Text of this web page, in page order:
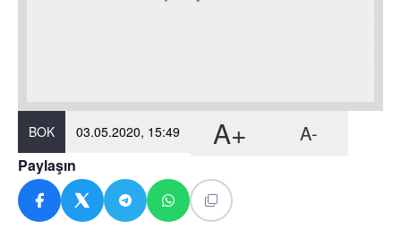
BOK 03.05.2020, 15:49 A+ A-
Paylaşın